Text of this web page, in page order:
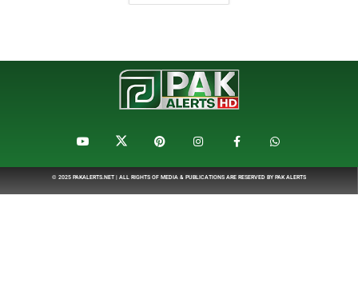
© 2025 PAKALERTS.NET| ALL RIGHTS OF MEDIA & PUBLICATIONS ARE RESERVED BY PAK ALERTS